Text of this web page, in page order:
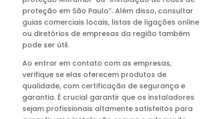
proteção em São Paulo”. Além disso, consultar
guias comerciais locais, listas de ligações online
ou diretórios de empresas da região também
pode ser útil.
Ao entrar em contato com as empresas,
verifique se elas oferecem produtos de
qualidade, com certificação de segurança e
garantia. É crucial garantir que os instaladores
sejam profissionais altamente satisfeitos para